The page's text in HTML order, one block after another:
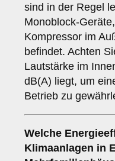
sind in der Regel
Monoblock-
Kompressor im
befindet. Achten
Lautstärke im
dB(A) liegt, um
Betrieb zu
Welche
Klimaanlagen in